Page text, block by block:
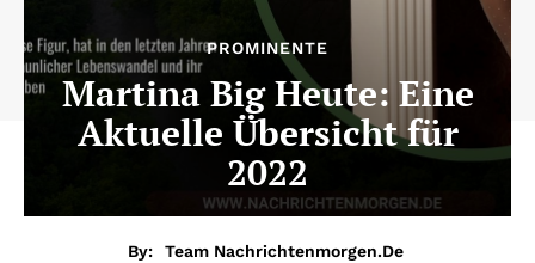
PROMINENTE
Martina Big Heute: Eine
Aktuelle Übersicht für
2022
By:
Team Nachrichtenmorgen.de